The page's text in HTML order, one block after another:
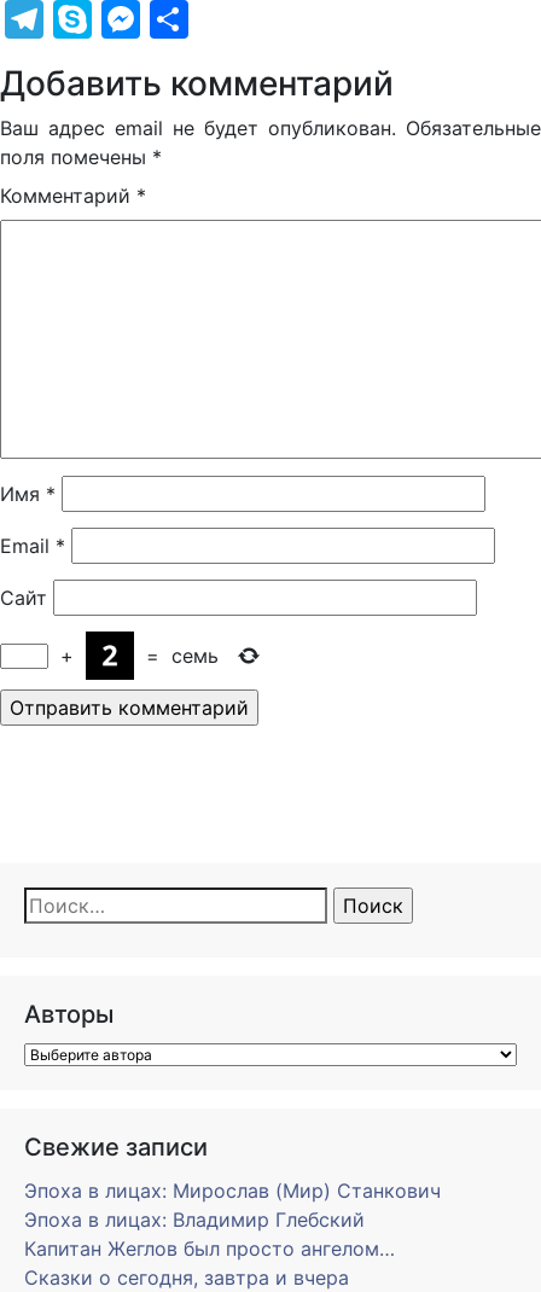
Telegram
SkypeMessenger
Добавить комментарий
Ваш адрес email не будет опубликован. Обязательные
поля помечены *
Комментарий *
Имя *
Email *
Сайт
+ = семь
Найти:
Авторы
Свежие записи
Эпоха в лицах: Мирослав (Мир) Станкович
Эпоха в лицах: Владимир Глебский
Капитан Жеглов был просто ангелом…
Сказки о сегодня, завтра и вчера